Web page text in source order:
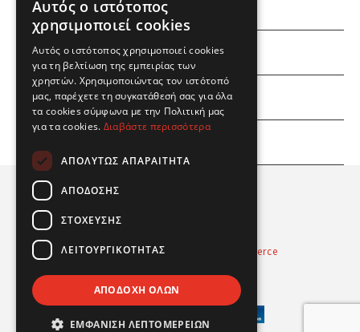
ΕΜΕΙΣ
ΕΣΕΙΣ
Powered byRadicode
nopCommerce
Αυτός ο ιστότοπος
χρησιμοποιεί cookies
Αυτός ο ιστότοπος χρησιμοποιεί cookies
για τη βελτίωση της εμπειρίας των
χρηστών. Χρησιμοποιώντας τον ιστότοπό
μας, παρέχετε τη συγκατάθεσή σας για όλα
τα cookies σύμφωνα με την Πολιτική μας
για τα cookies. Διαβάστε περισσότερα
ΑΠΟΛΎΤΩΣ ΑΠΑΡΑΊΤΗΤΑ
ΑΠΌΔΟΣΗΣ
ΣΤΌΧΕΥΣΗΣ
ΛΕΙΤΟΥΡΓΙΚΌΤΗΤΑΣ
ΑΠΟΔΟΧΉ ΌΛΩΝ
ΕΜΦΆΝΙΣΗ ΛΕΠΤΟΜΕΡΕΙΏΝ